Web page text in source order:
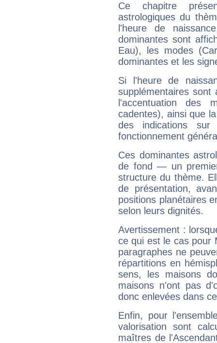
Ce chapitre
astrologiques du
l'heure de
dominantes sont
Eau), les modes
dominantes et les
Si l'heure de
supplémentaires sont
l'accentuation des
cadentes), ainsi que
des indications sur
fonctionnement
Ces dominantes
de fond — un
structure du thème.
de présentation,
positions planétaires
selon leurs dignités.
Avertissement :
ce qui est le cas pour
paragraphes ne
répartitions en
sens, les maisons
maisons n'ont pas
donc enlevées dans
Enfin, pour
valorisation sont
maîtres de